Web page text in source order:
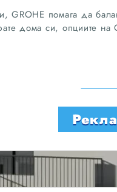
GROHE помага да
дома си, опциите на